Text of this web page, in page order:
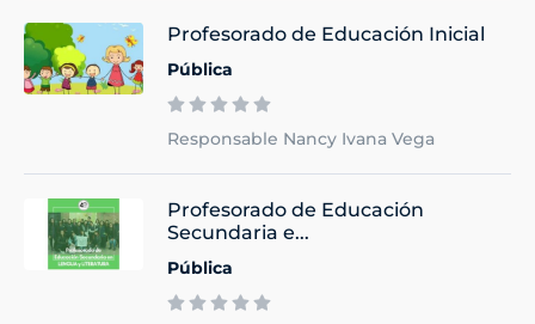
Profesorado de Educación Inicial
Pública
Responsable Nancy Ivana Vega
Profesorado de Educación
Secundaria e...
Pública